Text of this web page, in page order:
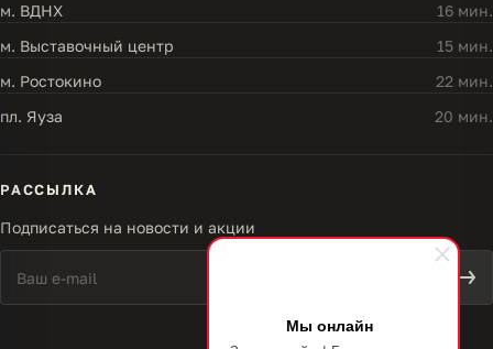
Мы онлайн
м. ВДНХ
16 мин.
м. Выставочный центр
15 мин.
м. Ростокино
22 мин.
пл. Яуза
20 мин.
РАССЫЛКА
Подписаться на новости и акции